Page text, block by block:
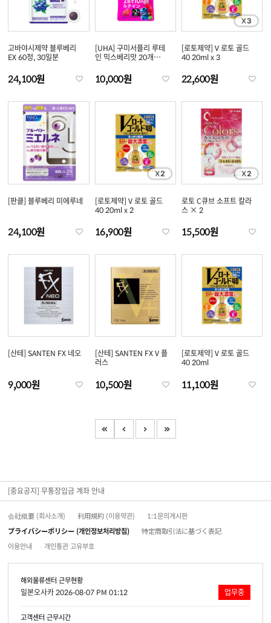
고바야시제약 블루베리
EX 60정, 30일분
24,100원
[UHA] 구미서플리 루테
인 믹스베리맛 20개
10,000원
[로토제약] V 로토 골드
40 20ml x 3
22,600원
[판클] 블루베리 미에루네
24,100원
[로토제약] V 로토 골드
40 20ml x 2
16,900원
로토 C큐브 소프트 칼라
스 × 2
15,500원
[산테] SANTEN FX 네오
9,000원
[산테] SANTEN FX V 플
러스
10,500원
[로토제약] V 로토 골드
40 20ml
11,100원
[중요공지] 무통장입금 계좌 안내
会社概要 (회사소개) 利用規約 (이용약관)
1:1문의게시판
プライバシーポリシー (개인정보처리방침)
特定商取引法に基づく表記
이용안내
개인통관 고유부호
해외물류센터 근무현황
일본오사카 2026-08-07 PM 01:12 업무중
고객센터 근무시간